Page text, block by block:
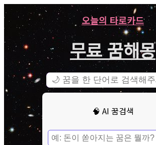
오늘의 타로카드
무료 꿈해몽
🧠 AI 꿈검색